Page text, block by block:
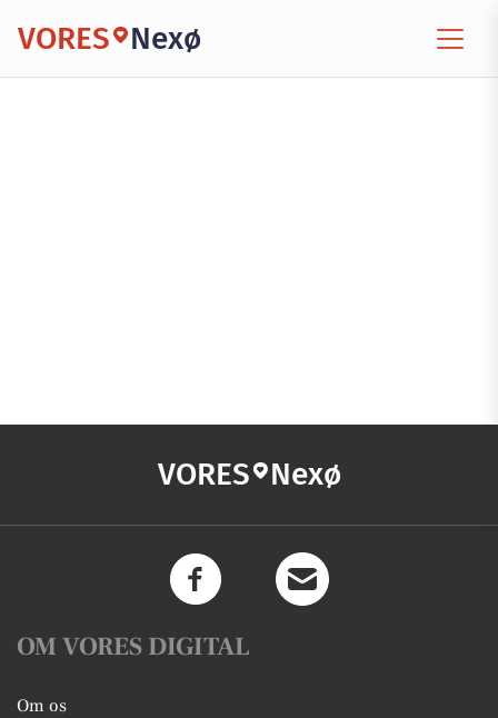
VORES Nexø
VORES Nexø
OM VORES DIGITAL
Om os